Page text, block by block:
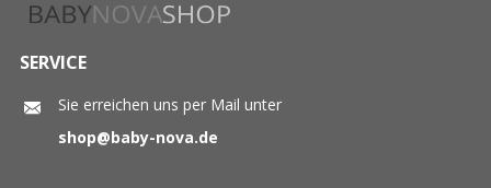
SERVICE
Sie erreichen uns per Mail unter
shop@baby-nova.de